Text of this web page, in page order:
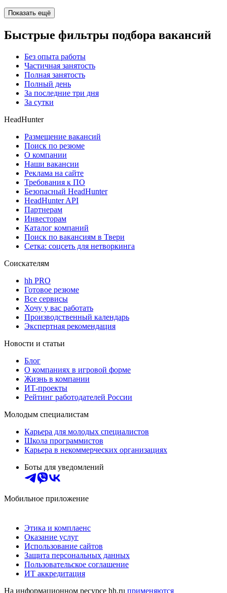
Показать ещё
Быстрые фильтры подбора вакансий
Без опыта работы
Частичная занятость
Полная занятость
Полный день
За последние три дня
За сутки
HeadHunter
Размещение вакансий
Поиск по резюме
О компании
Наши вакансии
Реклама на сайте
Требования к ПО
Безопасный HeadHunter
HeadHunter API
Партнерам
Инвесторам
Каталог компаний
Поиск по вакансиям в Твери
Сетка: соцсеть для нетворкинга
Соискателям
hh PRO
Готовое резюме
Все сервисы
Хочу у вас работать
Производственный календарь
Экспертная рекомендация
Новости и статьи
Блог
О компаниях в игровой форме
Жизнь в компании
ИТ-проекты
Рейтинг работодателей России
Молодым специалистам
Карьера для молодых специалистов
Школа программистов
Карьера в некоммерческих организациях
Боты для уведомлений
Мобильное приложение
Этика и комплаенс
Оказание услуг
Использование сайтов
Защита персональных данных
Пользовательское соглашение
ИТ аккредитация
На информационном ресурсе hh.ru применяются